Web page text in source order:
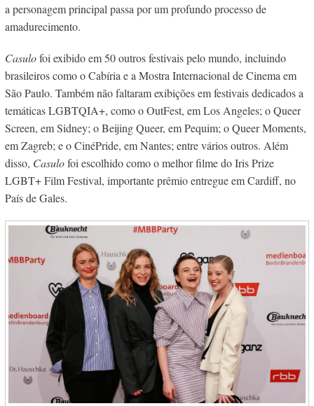
a personagem principal passa por um profundo processo de
amadurecimento.
Casulofoi exibido em 50 outros festivais pelo mundo, incluindo
brasileiros como o Cabíria e a Mostra Internacional de Cinema em
São Paulo. Também não faltaram exibições em festivais dedicados a
temáticas LGBTQIA+, como o OutFest, em Los Angeles; o Queer
Screen, em Sidney; o Beijing Queer, em Pequim; o Queer Moments,
em Zagreb; e o CinéPride, em Nantes; entre vários outros. Além
disso, Casulofoi escolhido como o melhor filme do Iris Prize
LGBT+ Film Festival, importante prêmio entregue em Cardiff, no
País de Gales.